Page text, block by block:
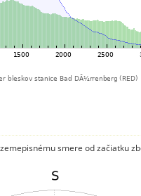
smere od začiatku